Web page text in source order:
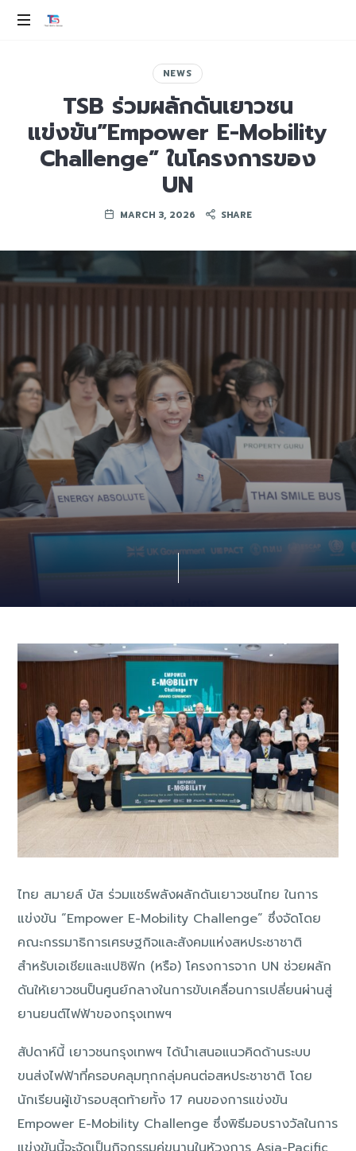
THAI
GROUP
NEWS
TSB ร่วมผลักดันเยาวชน
แข่งขัน”Empower E-Mobility
Challenge” ในโครงการของ
UN
MARCH 3, 2026 SHARE
ไทย สมายล์ บัส ร่วมแชร์พลังผลักดันเยาวชนไทย ในการ
แข่งขัน “Empower E-Mobility Challenge” ซึ่งจัดโดย
คณะกรรมาธิการเศรษฐกิจและสังคมแห่งสหประชาชาติ
สำหรับเอเชียและแปซิฟิก (หรือ) โครงการจาก UN ช่วยผลัก
ดันให้เยาวชนป็นศูนย์กลางในการขับเคลื่อนการเปลี่ยนผ่านสู่
ยานยนต์ไฟฟ้าของกรุงเทพฯ
สัปดาห์นี้ เยาวชนกรุงเทพฯ ได้นำเสนอแนวคิดด้านระบบ
ขนส่งไฟฟ้าที่ครอบคลุมทุกกลุ่มคนต่อสหประชาชาติ โดย
นักเรียนผู้เข้ารอบสุดท้ายทั้ง 17 คนของการแข่งขัน
Empower E-Mobility Challenge ซึ่งพิธีมอบรางวัลในการ